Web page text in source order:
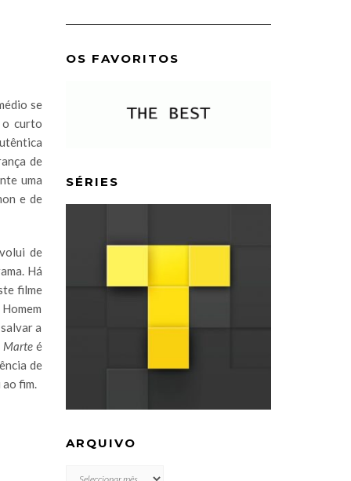
se
o curto
de
uma
e de
de
Há
filme
a
Marte é
de
fim.
OS FAVORITOS
SÉRIES
ARQUIVO
ARQUIVO